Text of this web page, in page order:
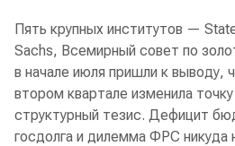
Пять крупных институтов —
Sachs, Всемирный совет по
в начале июля пришли к выводу,
втором квартале изменила
структурный тезис. Дефицит
госдолга и дилемма ФРС никуда